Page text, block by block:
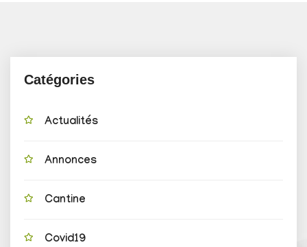
Catégories
Actualités
Annonces
Cantine
Covid19